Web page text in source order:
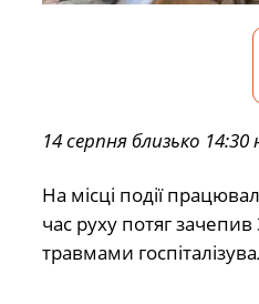
14 серпня близько 14:30
На місці події
час руху потяг
травмами